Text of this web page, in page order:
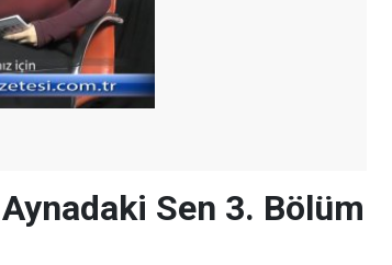
Sen 3. Bölüm